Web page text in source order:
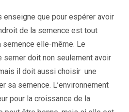
enseigne que pour espérer avoir
de la semence est tout
elle-même. Le
doit non seulement avoir
il doit aussi choisir une
sa semence. L’environnement
pour la croissance de la